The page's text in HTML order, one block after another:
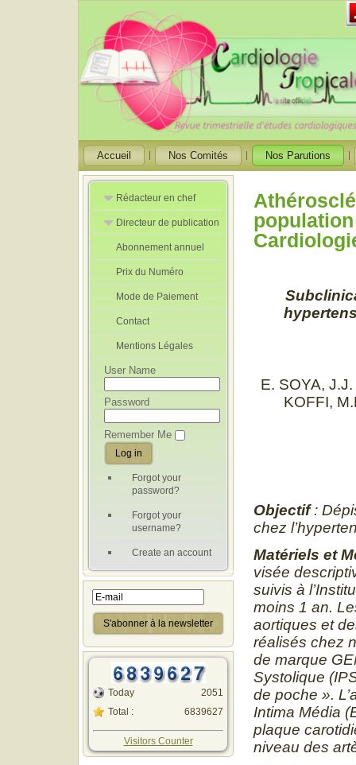
Accueil Nos Comités Nos Parutions
Rédacteur en chef
Rédacteurs en
Chef Adjoint
Directeur de publication
Directeur de
publication
adjoint
Abonnement annuel
Prix du Numéro
Mode de Paiement
Contact
Mentions Légales
User Name
Password
Remember Me
Forgot your
password?
Forgot your
username?
Create an account
Today
Total :
2051
6839627
Visitors Counter
E. SOYA,
KOFFI,
Objectif:
chez
Matériels et
visée
suivis à
moins 1 an.
aortiques et
réalisés chez
de marque
Systolique
de poche ».
Intima Média
plaque
niveau des